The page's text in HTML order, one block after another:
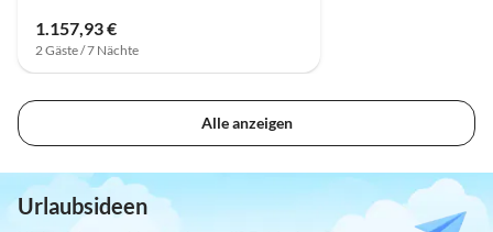
1.157,93 €
2 Gäste / 7 Nächte
Alle anzeigen
Urlaubsideen